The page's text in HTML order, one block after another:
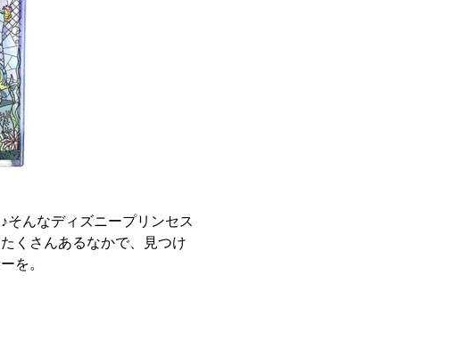
そんなディズニープリンセス
くさんあるなかで、見つけ
を。